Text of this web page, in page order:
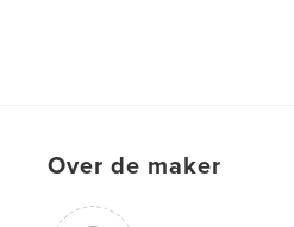
Over de maker